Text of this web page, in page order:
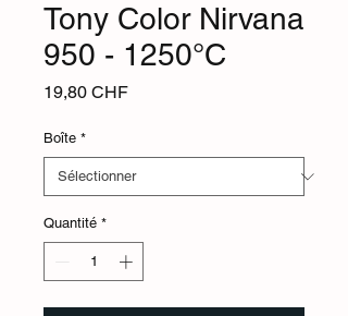
Tony Color Nirvana
950 - 1250°C
19,80 CHFPrix
Boîte *
Quantité *